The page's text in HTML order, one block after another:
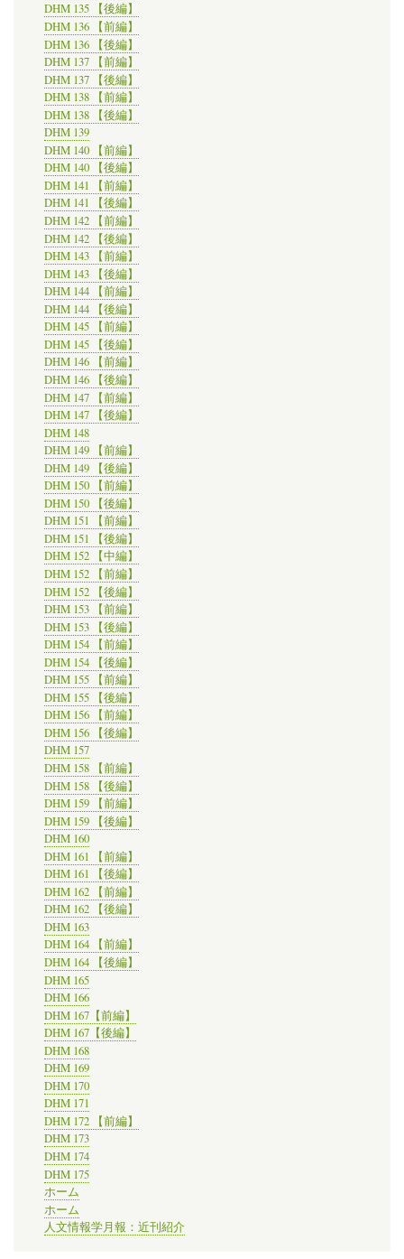
DHM 135 【後編】
DHM 136 【前編】
DHM 136 【後編】
DHM 137 【前編】
DHM 137 【後編】
DHM 138 【前編】
DHM 138 【後編】
DHM 139
DHM 140 【前編】
DHM 140 【後編】
DHM 141 【前編】
DHM 141 【後編】
DHM 142 【前編】
DHM 142 【後編】
DHM 143 【前編】
DHM 143 【後編】
DHM 144 【前編】
DHM 144 【後編】
DHM 145 【前編】
DHM 145 【後編】
DHM 146 【前編】
DHM 146 【後編】
DHM 147 【前編】
DHM 147 【後編】
DHM 148
DHM 149 【前編】
DHM 149 【後編】
DHM 150 【前編】
DHM 150 【後編】
DHM 151 【前編】
DHM 151 【後編】
DHM 152 【中編】
DHM 152 【前編】
DHM 152 【後編】
DHM 153 【前編】
DHM 153 【後編】
DHM 154 【前編】
DHM 154 【後編】
DHM 155 【前編】
DHM 155 【後編】
DHM 156 【前編】
DHM 156 【後編】
DHM 157
DHM 158 【前編】
DHM 158 【後編】
DHM 159 【前編】
DHM 159 【後編】
DHM 160
DHM 161 【前編】
DHM 161 【後編】
DHM 162 【前編】
DHM 162 【後編】
DHM 163
DHM 164 【前編】
DHM 164 【後編】
DHM 165
DHM 166
DHM 167【前編】
DHM 167【後編】
DHM 168
DHM 169
DHM 170
DHM 171
DHM 172 【前編】
DHM 173
DHM 174
DHM 175
ホーム
ホーム
人文情報学月報：近刊紹介